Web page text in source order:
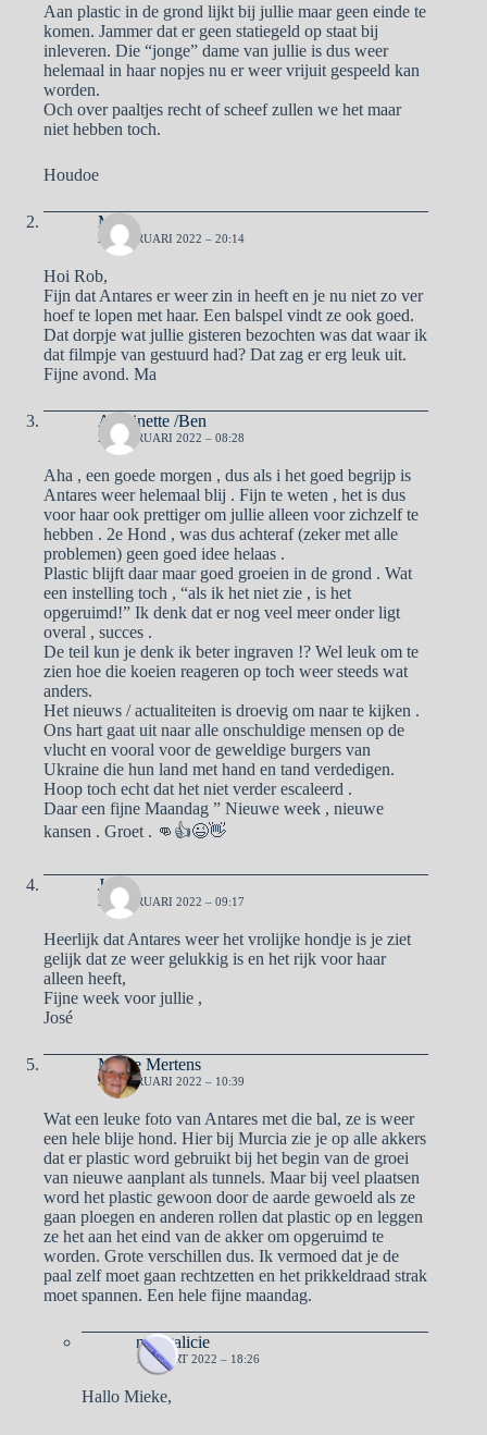
Aan plastic in de grond lijkt bij jullie maar geen einde te
komen. Jammer dat er geen statiegeld op staat bij
inleveren. Die “jonge” dame van jullie is dus weer
helemaal in haar nopjes nu er weer vrijuit gespeeld kan
worden.
Och over paaltjes recht of scheef zullen we het maar
niet hebben toch.
Houdoe
Ma
27 FEBRUARI 2022 – 20:14
Hoi Rob,
Fijn dat Antares er weer zin in heeft en je nu niet zo ver
hoef te lopen met haar. Een balspel vindt ze ook goed.
Dat dorpje wat jullie gisteren bezochten was dat waar ik
dat filmpje van gestuurd had? Dat zag er erg leuk uit.
Fijne avond. Ma
Antoinette /Ben
28 FEBRUARI 2022 – 08:28
Aha , een goede morgen , dus als i het goed begrijp is
Antares weer helemaal blij . Fijn te weten , het is dus
voor haar ook prettiger om jullie alleen voor zichzelf te
hebben . 2e Hond , was dus achteraf (zeker met alle
problemen) geen goed idee helaas .
Plastic blijft daar maar goed groeien in de grond . Wat
een instelling toch , “als ik het niet zie , is het
opgeruimd!” Ik denk dat er nog veel meer onder ligt
overal , succes .
De teil kun je denk ik beter ingraven !? Wel leuk om te
zien hoe die koeien reageren op toch weer steeds wat
anders.
Het nieuws / actualiteiten is droevig om naar te kijken .
Ons hart gaat uit naar alle onschuldige mensen op de
vlucht en vooral voor de geweldige burgers van
Ukraine die hun land met hand en tand verdedigen.
Hoop toch echt dat het niet verder escaleerd .
Daar een fijne Maandag ” Nieuwe week , nieuwe
kansen . Groet . 👊👍😉👋
José
28 FEBRUARI 2022 – 09:17
Heerlijk dat Antares weer het vrolijke hondje is je ziet
gelijk dat ze weer gelukkig is en het rijk voor haar
alleen heeft,
Fijne week voor jullie ,
José
Mieke Mertens
28 FEBRUARI 2022 – 10:39
Wat een leuke foto van Antares met die bal, ze is weer
een hele blije hond. Hier bij Murcia zie je op alle akkers
dat er plastic word gebruikt bij het begin van de groei
van nieuwe aanplant als tunnels. Maar bij veel plaatsen
word het plastic gewoon door de aarde gewoeld als ze
gaan ploegen en anderen rollen dat plastic op en leggen
ze het aan het eind van de akker om opgeruimd te
worden. Grote verschillen dus. Ik vermoed dat je de
paal zelf moet gaan rechtzetten en het prikkeldraad strak
moet spannen. Een hele fijne maandag.
naargalicie
1 MAART 2022 – 18:26
Hallo Mieke,